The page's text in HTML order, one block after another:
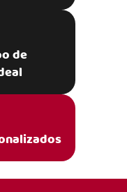
de